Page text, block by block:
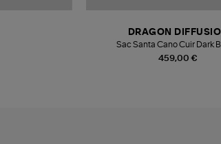
459,00 €
DRAGON
Sac Santa Cano Cuir Dark